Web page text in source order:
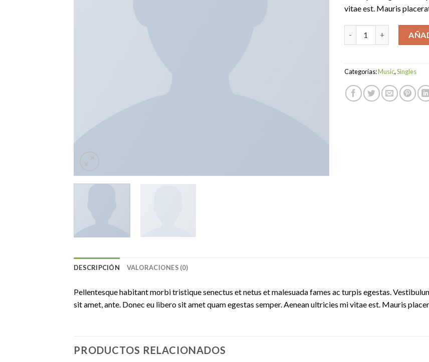
vitae est. Mauris
Woo Single #1 cantidad
Categorías:Music,Singles
DESCRIPCIÓN VALORACIONES (0)
Pellentesque habitant morbi tristique senectus et netus et malesuada fames ac turpis egestas.
sit amet, ante. Donec eu libero sit amet quam egestas semper. Aenean ultricies mi vitae est. Mauris
PRODUCTOS RELACIONADOS